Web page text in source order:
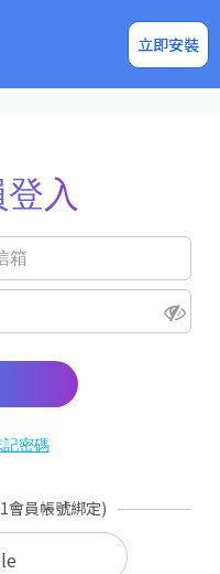
立即安裝
企業求才
入
記密碼
會員帳號綁定)